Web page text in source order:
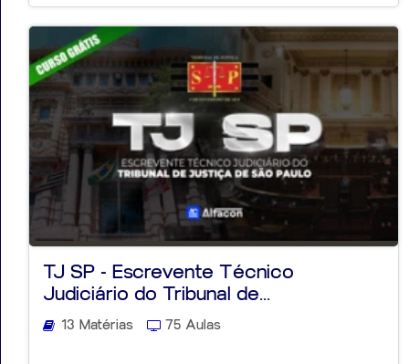
TJ SP - Escrevente Técnico
Judiciário do Tribunal de...
13 Matérias 75 Aulas